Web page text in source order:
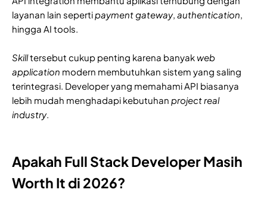
layanan lain sepertipayment gateway, authentication,
hingga AI tools.
Skilltersebut cukup penting karena banyakweb
application modern membutuhkan sistem yang saling
terintegrasi. Developer yang memahami API biasanya
lebih mudah menghadapi kebutuhan project real
industry.
Apakah Full Stack Developer Masih
Worth It di 2026?